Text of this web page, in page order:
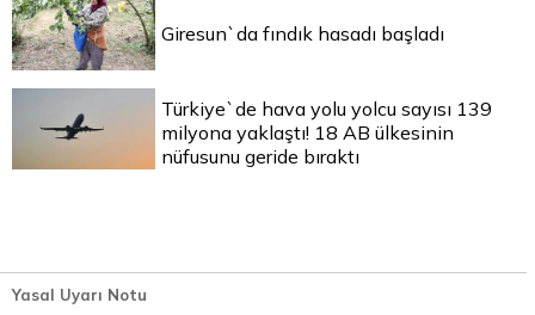
Giresun`da fındık hasadı başladı
Türkiye`de hava yolu yolcu sayısı 139
milyona yaklaştı! 18 AB ülkesinin
nüfusunu geride bıraktı
Yasal Uyarı Notu